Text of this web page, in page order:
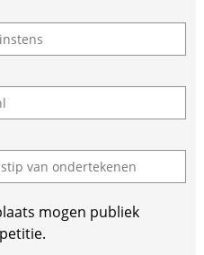
mogen publiek